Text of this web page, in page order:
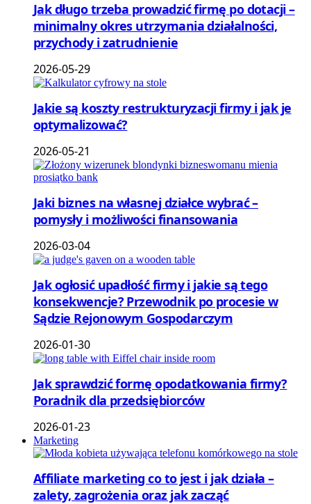
Jak długo trzeba prowadzić firmę po dotacji –
minimalny okres utrzymania działalności,
przychody i zatrudnienie
2026-05-29
Jakie są koszty restrukturyzacji firmy i jak je
optymalizować?
2026-05-21
Jaki biznes na własnej działce wybrać –
pomysły i możliwości finansowania
2026-03-04
Jak ogłosić upadłość firmy i jakie są tego
konsekwencje? Przewodnik po procesie w
Sądzie Rejonowym Gospodarczym
2026-01-30
Jak sprawdzić formę opodatkowania firmy?
Poradnik dla przedsiębiorców
2026-01-23
Marketing
Affiliate marketing co to jest i jak działa –
zalety, zagrożenia oraz jak zacząć